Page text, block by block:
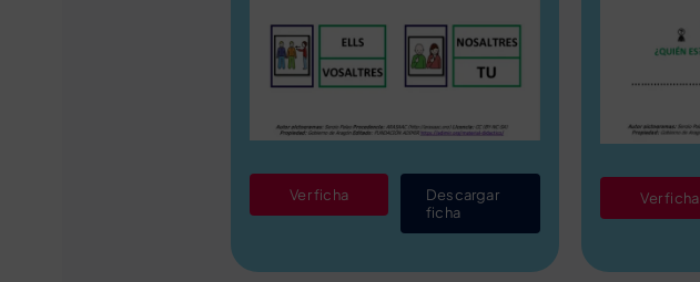
Ver ficha
Descargar
ficha
Ver ficha